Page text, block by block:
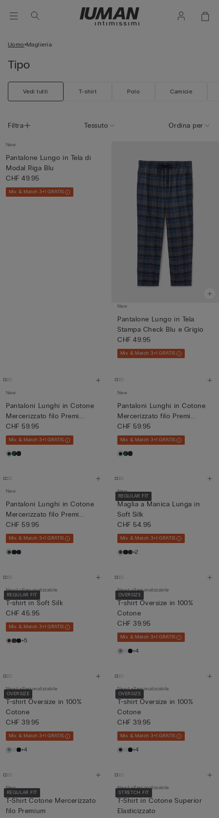
Uomo Maglieria
Tipo
Vedi tutti T-shirt Polo Camicie
Filtra Tessuto Ordina per
New
Pantalone Lungo in Tela di
Modal Riga Blu
CHF 49.95
Mix & Match 3+1 GRATIS
New
Pantalone Lungo in Tela
Stampa Check Blu e Grigio
CHF 49.95
Mix & Match 3+1 GRATIS
New
Pantaloni Lunghi in Cotone
Mercerizzato filo Premi...
CHF 59.95
Mix & Match 3+1 GRATIS
New
Pantaloni Lunghi in Cotone
Mercerizzato filo Premi...
CHF 59.95
Mix & Match 3+1 GRATIS
New
Pantaloni Lunghi in Cotone
Mercerizzato filo Premi...
CHF 59.95
Mix & Match 3+1 GRATIS
REGULAR FIT
New
Maglia a Manica Lunga in
Soft Silk
CHF 54.95
Mix & Match 3+1 GRATIS
+2
REGULAR FIT
New Personalizzabile
T-shirt in Soft Silk
CHF 45.95
Mix & Match 3+1 GRATIS
+5
OVERSIZE
New Personalizzabile
T-shirt Oversize in 100%
Cotone
CHF 39.95
Mix & Match 3+1 GRATIS
+4
OVERSIZE
New Personalizzabile
T-shirt Oversize in 100%
Cotone
CHF 39.95
Mix & Match 3+1 GRATIS
+4
OVERSIZE
New Personalizzabile
T-shirt Oversize in 100%
Cotone
CHF 39.95
Mix & Match 3+1 GRATIS
+4
REGULAR FIT
New
T-Shirt Cotone Mercerizzato
filo Premium
STRETCH FIT
New Personalizzabile
T-Shirt in Cotone Superior
Elasticizzato